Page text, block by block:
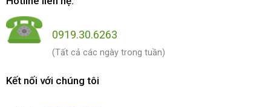
0919.30.6263
(Tất cả các ngày trong tuần)
Kết nối với chúng tôi